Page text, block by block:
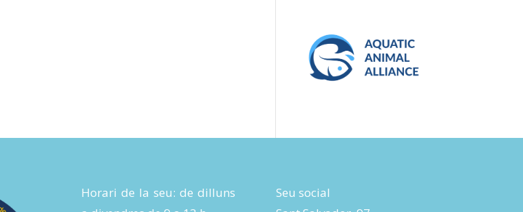
Horari de la seu: de dilluns
Seu social